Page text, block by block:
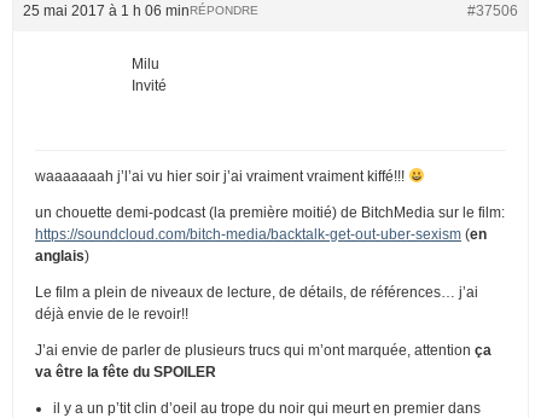
25 mai 2017 à 1 h 06 min #37506
RÉPONDRE
Milu
Invité
waaaaaaah j’l’ai vu hier soir j’ai vraiment vraiment kiffé!!!
un chouette demi-podcast (la première moitié) de BitchMedia sur le film:
https://soundcloud.com/bitch-media/backtalk-get-out-uber-sexism (en
anglais)
Le film a plein de niveaux de lecture, de détails, de références… j’ai
déjà envie de le revoir!!
J’ai envie de parler de plusieurs trucs qui m’ont marquée, attention ça
va être la fête du SPOILER
il y a un p’tit clin d’oeil au trope du noir qui meurt en premier dans